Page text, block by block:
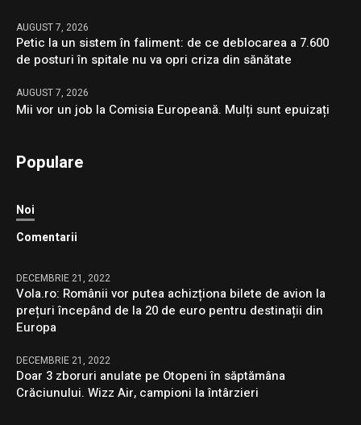
AUGUST 7, 2026
Petic la un sistem în faliment: de ce deblocarea a 7.600
de posturi în spitale nu va opri criza din sănătate
AUGUST 7, 2026
Mii vor un job la Comisia Europeană. Mulți sunt epuizați
Populare
Noi
Comentarii
DECEMBRIE 21, 2022
Vola.ro: Românii vor putea achizționa bilete de avion la
prețuri începând de la 20 de euro pentru destinații din
Europa
DECEMBRIE 21, 2022
Doar 3 zboruri anulate pe Otopeni în săptămâna
Crăciunului. Wizz Air, campioni la întârzieri